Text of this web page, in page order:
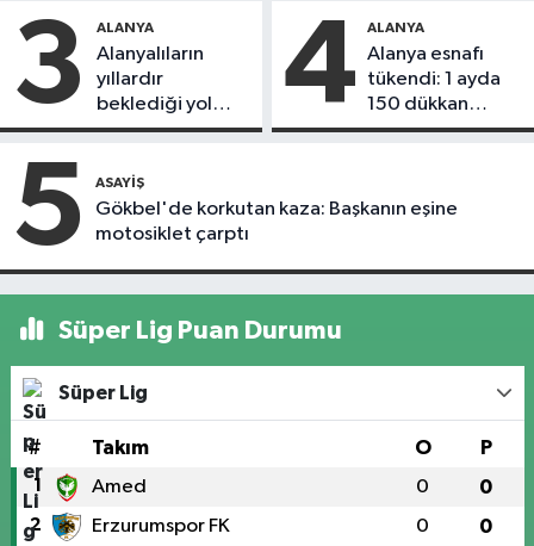
3 ALANYA
Alanyalıların
yıllardır
beklediği yol
askıdan döndü
4 ALANYA
Alanya esnafı
tükendi: 1 ayda
150 dükkan
kapandı
5 ASAYIŞ
Gökbel'de korkutan kaza: Başkanın eşine
motosiklet çarptı
Süper Lig Puan Durumu
Süper Lig
# Takım O P
1 Amed 0 0
2 Erzurumspor FK 0 0